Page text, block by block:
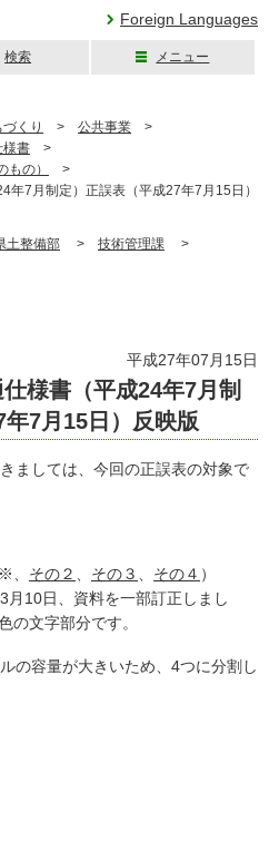
Foreign Languages
検索 メニュー
づくり > 公共事業 >
様書 >
の）
>
7月制定）正誤表（平成27年7月15日）
土整備部 > 技術管理課 >
平成27年07月15日
様書（平成24年7月制
7月15日）反映版
ましては、今回の正誤表の対象で
※、 その２ その３ その４ ）
資料を一部訂正しまし
の文字部分です。
が大きいため、4つに分割し